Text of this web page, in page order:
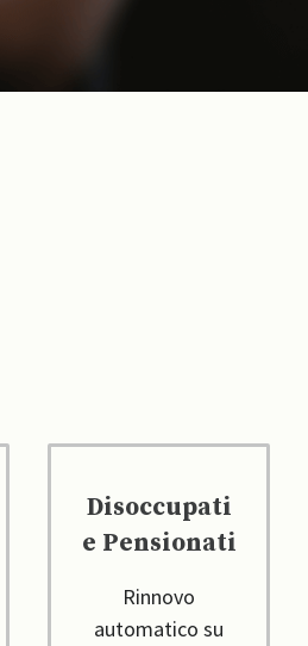
Disoccupati
e Pensionati
Rinnovo
automatico su